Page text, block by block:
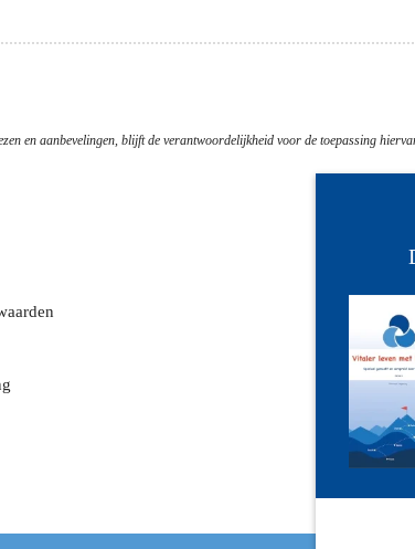
en aanbevelingen, blijft de verantwoordelijkheid voor de toepassing
Basiskennis
Ervaring